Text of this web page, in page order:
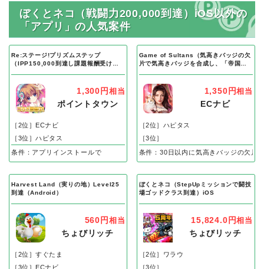
ぼくとネコ（戦闘力200,000到達）iOS以外の
「アプリ」の人気案件
Re:ステージ!プリズムステップ
（IPP150,000到達し課題報酬受け取
1,300円 相当
ポイントタウン
［2位］ECナビ
［3位］ハピタス
条件：アプリインストールで
Game of Sultans（気高きバッジの欠
片で気高きバッジを合成し、「帝国五
1,350円相当
ECナビ
［2位］ハピタス
［3位］
条件：30日以内に気高きバッジの欠片
Harvest Land（実りの地）Level25
到達（Android）
560円 相当
ちょびリッチ
［2位］すぐたま
［3位］ECナビ
ぼくとネコ（StepUpミッションで闘技
場ゴッドクラス到達）iOS
15,824.0円相当
ちょびリッチ
［2位］ワラウ
［3位］